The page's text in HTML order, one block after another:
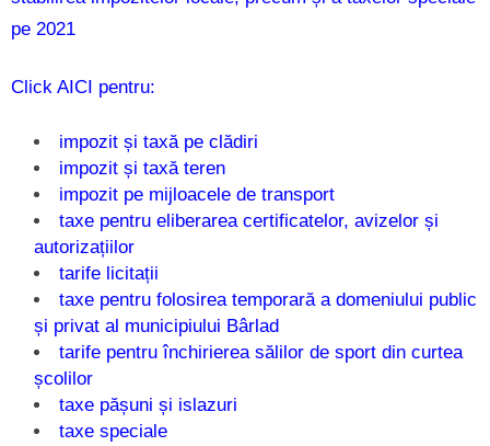
pe 2021
Click AICI pentru:
impozit și taxă pe clădiri
impozit și taxă teren
impozit pe mijloacele de transport
taxe pentru eliberarea certificatelor, avizelor și
autorizațiilor
tarife licitații
taxe pentru folosirea temporară a domeniului public
și privat al municipiului Bârlad
tarife pentru închirierea sălilor de sport din curtea
școlilor
taxe pășuni și islazuri
taxe speciale